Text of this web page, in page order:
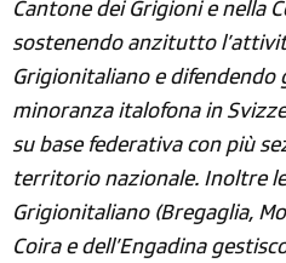
Cantone dei Grigioni e nella
sostenendo anzitutto
Grigionitaliano e difendendo
minoranza italofona in
su base federativa con più
territorio nazionale. Inoltre
Grigionitaliano (Bregaglia,
Coira e dell’Engadina